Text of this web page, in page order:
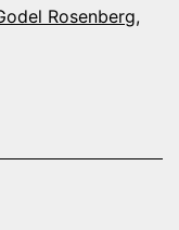
Rosenberg,